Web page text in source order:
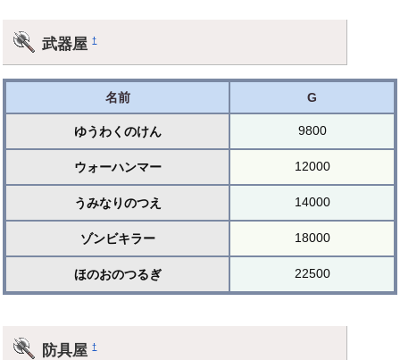
武器屋†
名前 G
ゆうわくのけん 9800
ウォーハンマー 12000
うみなりのつえ 14000
ゾンビキラー 18000
ほのおのつるぎ 22500
防具屋†